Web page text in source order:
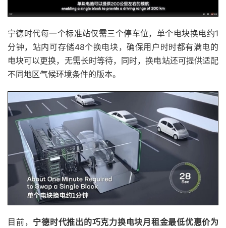
宁德时代每一个标准站仅需三个停车位，单个电块换电约1
分钟，站内可存储48个换电块，确保用户时时都有满电的
电块可以更换，无需长时等待，同时，换电站还可提供适配
不同地区气候环境条件的版本。
目前， 宁德时代推出的巧克力换电块月租金最低优惠价为